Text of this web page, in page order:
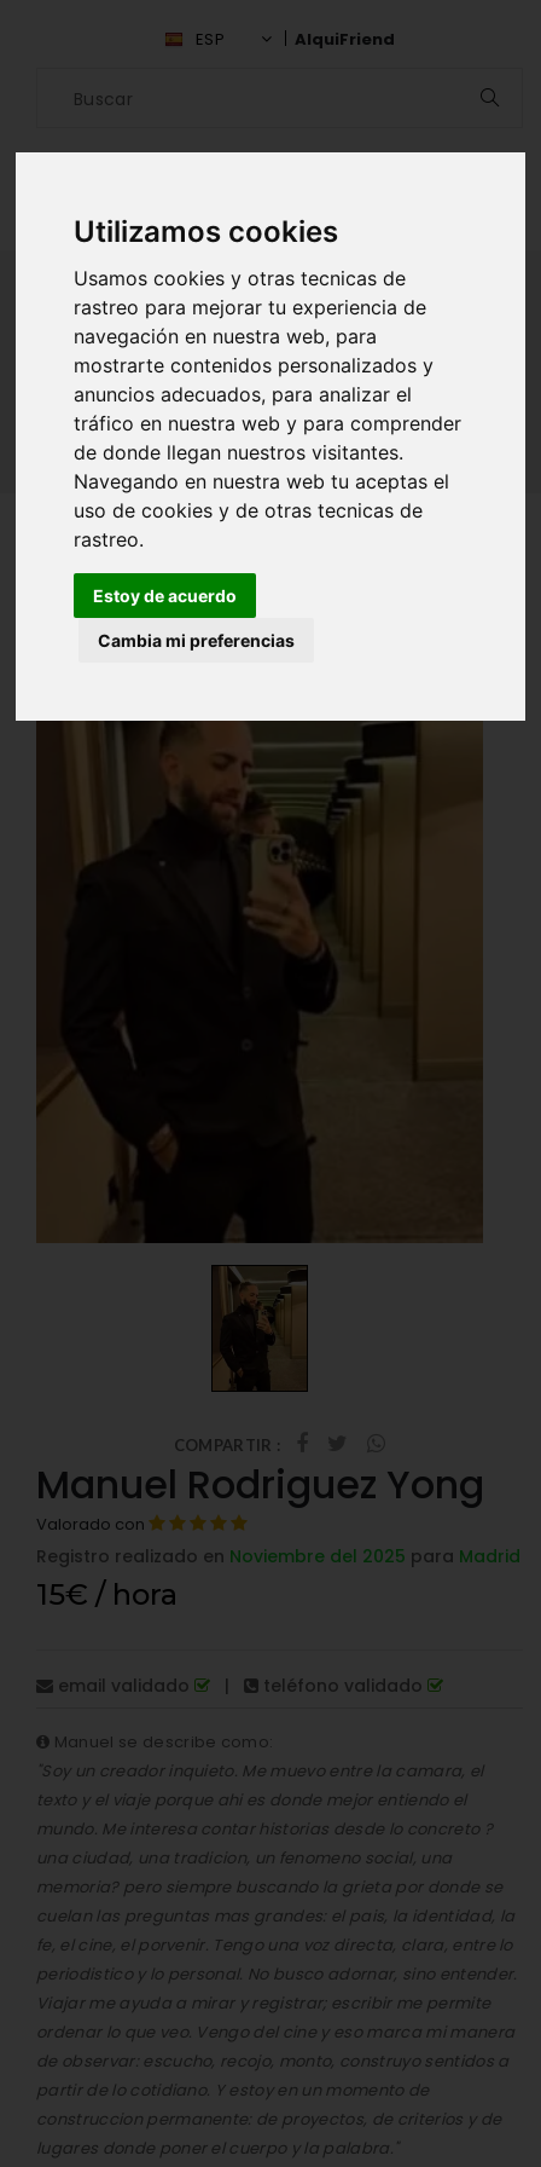
Utilizamos cookies
Usamos cookies y otras tecnicas de
rastreo para mejorar tu experiencia de
navegación en nuestra web, para
mostrarte contenidos personalizados y
anuncios adecuados, para analizar el
tráfico en nuestra web y para comprender
de donde llegan nuestros visitantes.
Navegando en nuestra web tu aceptas el
uso de cookies y de otras tecnicas de
rastreo.
Estoy de acuerdo
Cambia mi preferencias
ESP AlquiFriend
ALQUILAR AMIGO
Inicio Amigos Madrid Manuel Rodriguez Yong
COMPARTIR :
Manuel Rodriguez Yong
Valorado con
Registro realizado en Noviembre del 2025 para Madrid
15€ / hora
email validado | teléfono validado
Manuel se describe como:
"Soy un creador inquieto. Me muevo entre la camara, el
texto y el viaje porque ahi es donde mejor entiendo el
mundo. Me interesa contar historias desde lo concreto ?
una ciudad, una tradicion, un fenomeno social, una
memoria? pero siempre buscando la grieta por donde se
cuelan las preguntas mas grandes: el pais, la identidad, la
fe, el cine, el porvenir. Tengo una voz directa, clara, entre lo
periodistico y lo personal. No busco adornar, sino entender.
Viajar me ayuda a mirar y registrar; escribir me permite
ordenar lo que veo. Vengo del cine y eso marca mi manera
de observar: escucho, recojo, monto, construyo sentidos a
partir de lo cotidiano. Y estoy en un momento de
construccion permanente: de proyectos, de criterios y de
lugares donde poner el cuerpo y la palabra."